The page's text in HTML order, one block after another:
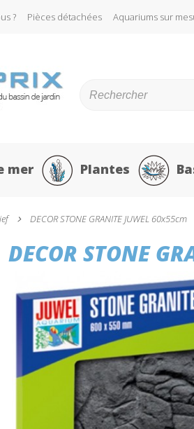
? Pièces détachées Aquariums sur
mer Plantes
DECOR STONE GRANITE JUWEL 60x55cm
DECOR STONE